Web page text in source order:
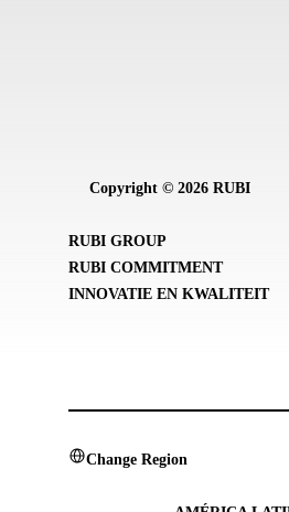
Copyright © 2026 RUBI
RUBI GROUP
RUBI COMMITMENT
INNOVATIE EN KWALITEIT
Change Region